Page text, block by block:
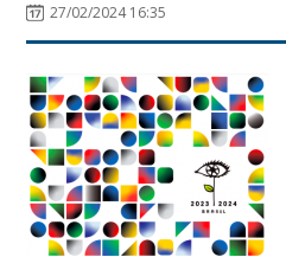
27/02/2024 16:35